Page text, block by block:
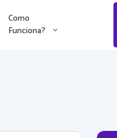
Como
Funciona?